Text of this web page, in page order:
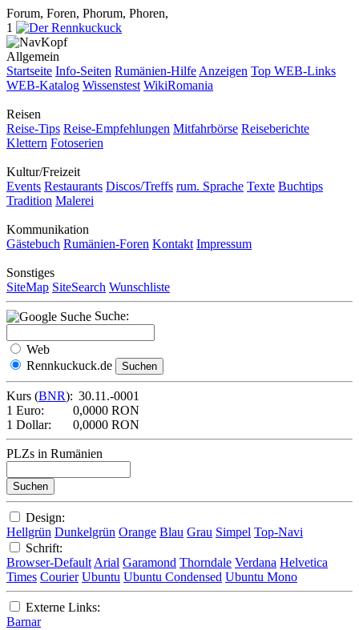
Forum, Foren, Phorum, Phoren,
1
Allgemein
Startseite Info-Seiten Rumänien-Hilfe Anzeigen Top WEB-Links
WEB-Katalog Wissenstest WikiRomania
Reisen
Reise-Tips Reise-Empfehlungen Mitfahrbörse Reiseberichte
Klettern Fotoserien
Kultur/Freizeit
Events Restaurants Discos/Treffs rum. Sprache Texte Buchtips
Tradition Malerei
Kommunikation
Gästebuch Rumänien-Foren Kontakt Impressum
Sonstiges
SiteMap SiteSearch Wunschliste
Suche:
Web
Rennkuckuck.de
Kurs (BNR): 30.11.-0001
1 Euro:
0,0000 RON
1 Dollar:
0,0000 RON
PLZs in Rumänien
Design:
Hellgrün Dunkelgrün Orange Blau Grau Simpel Top-Navi
Schrift:
Browser-Default Arial Garamond Thorndale Verdana Helvetica
Times Courier Ubuntu Ubuntu Condensed Ubuntu Mono
Externe Links:
Barnar